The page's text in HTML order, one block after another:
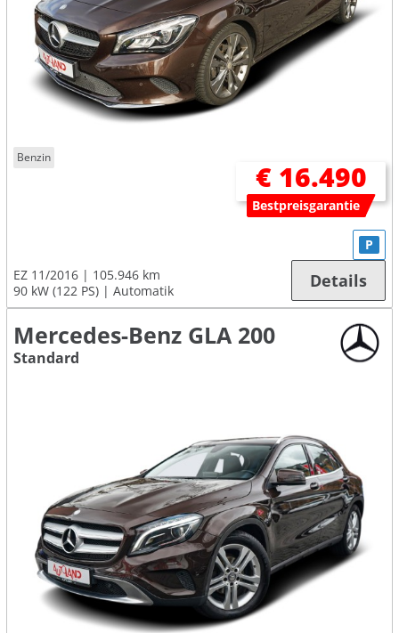
Benzin
€ 16.490
Bestpreisgarantie
EZ 11/2016
105.946 km
90 kW (122 PS)
Automatik
P
Details
Mercedes-Benz GLA 200
Standard